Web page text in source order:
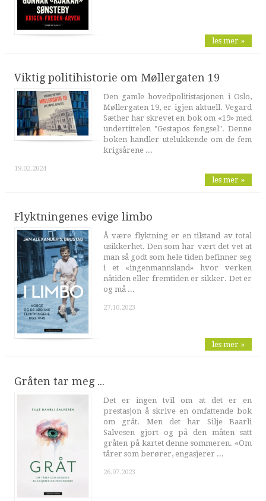
les mer »
Viktig politihistorie om Møllergaten 19
Den gamle hovedpolitistasjonen i Oslo,
Møllergaten 19, er igjen aktuell. Vegard
Sæther har skrevet en bok om «19» med
undertittelen "Gestapos fengsel". Denne
boken handler utelukkende om de fem
krigsårene ...
19.02.2024
les mer »
Flyktningenes evige limbo
Å være flyktning er en tilstand av total
usikkerhet. Den som har vært det vet at
man så godt som hele tiden befinner seg
i et «ingenmannsland» hvor verken
nåtiden eller fremtiden er sikker. Det er
og må ...
27.10.2023
les mer »
Gråten tar meg ...
Det er ingen tvil om at det er en
prestasjon å skrive en omfattende bok
om gråt. Men det har Silje Baarli
Salvesen gjort og på den måten satt
gråten på kartet denne sommeren. «Om
tårer som berører, engasjerer ...
26.07.2023